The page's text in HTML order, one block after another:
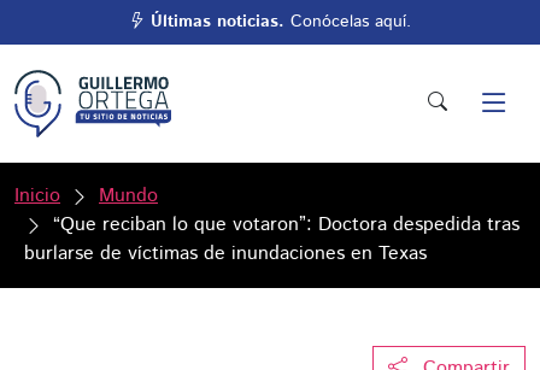
Últimas noticias. Conócelas aquí.
Inicio
Mundo
“Que reciban lo que votaron”: Doctora despedida tras
burlarse de víctimas de inundaciones en Texas